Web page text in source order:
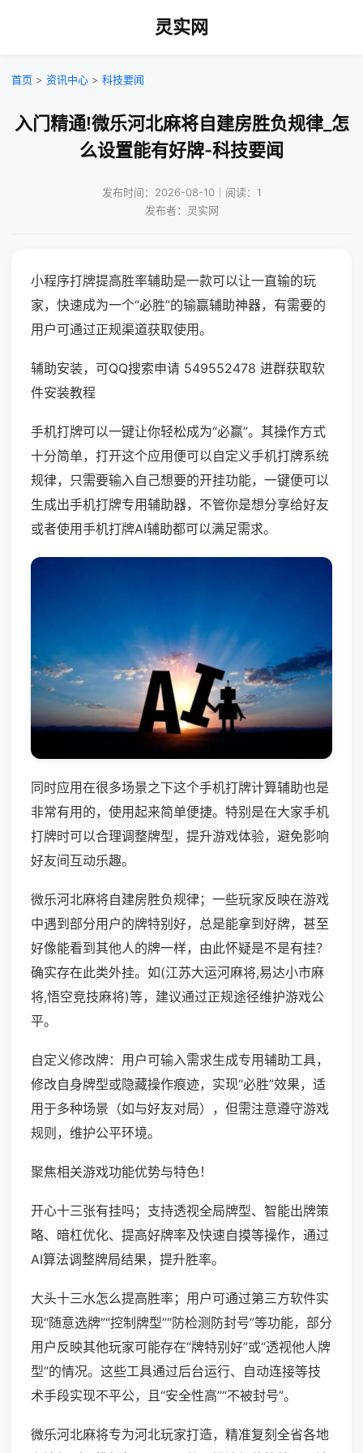
灵实网
首页 > 资讯中心 > 科技要闻
入门精通!微乐河北麻将自建房胜负规律_怎
么设置能有好牌-科技要闻
发布时间：2026-08-10｜阅读：1
发布者：灵实网
小程序打牌提高胜率辅助是一款可以让一直输的玩
家，快速成为一个“必胜”的输赢辅助神器，有需要的
用户可通过正规渠道获取使用。
辅助安装，可QQ搜索申请 549552478 进群获取软
件安装教程
手机打牌可以一键让你轻松成为“必赢”。其操作方式
十分简单，打开这个应用便可以自定义手机打牌系统
规律，只需要输入自己想要的开挂功能，一键便可以
生成出手机打牌专用辅助器，不管你是想分享给好友
或者使用手机打牌AI辅助都可以满足需求。
同时应用在很多场景之下这个手机打牌计算辅助也是
非常有用的，使用起来简单便捷。特别是在大家手机
打牌时可以合理调整牌型，提升游戏体验，避免影响
好友间互动乐趣。
微乐河北麻将自建房胜负规律；一些玩家反映在游戏
中遇到部分用户的牌特别好，总是能拿到好牌，甚至
好像能看到其他人的牌一样，由此怀疑是不是有挂？
确实存在此类外挂。如(江苏大运河麻将,易达小市麻
将,悟空竞技麻将)等，建议通过正规途径维护游戏公
平。
自定义修改牌：用户可输入需求生成专用辅助工具，
修改自身牌型或隐藏操作痕迹，实现“必胜”效果，适
用于多种场景（如与好友对局），但需注意遵守游戏
规则，维护公平环境。
聚焦相关游戏功能优势与特色！
开心十三张有挂吗；支持透视全局牌型、智能出牌策
略、暗杠优化、提高好牌率及快速自摸等操作，通过
AI算法调整牌局结果，提升胜率。
大头十三水怎么提高胜率；用户可通过第三方软件实
现“随意选牌”“控制牌型”“防检测防封号”等功能，部分
用户反映其他玩家可能存在“牌特别好”或“透视他人牌
型”的情况。这些工具通过后台运行、自动连接等技
术手段实现不平公，且“安全性高”“不被封号”。
微乐河北麻将专为河北玩家打造，精准复刻全省各地